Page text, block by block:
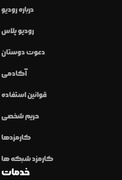
درباره رودیو
رودیو پلاس
دعوت دوستان
آکادمی
قوانین استفاده
حریم شخصی
کارمزدها
کارمزد شبکه ها
خدمات